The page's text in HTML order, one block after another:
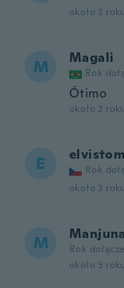
około 2
M Magali
Rok
Ótimo
około 2
E elvistom
Rok
około 3
M Rok
około 3